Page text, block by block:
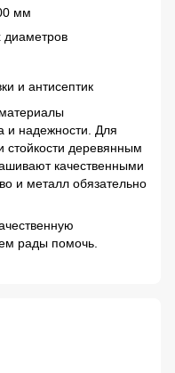
мм
диаметров
и антисептик
и надежности. Для
стойкости деревянным
качественными
и металл обязательно
рады помочь.